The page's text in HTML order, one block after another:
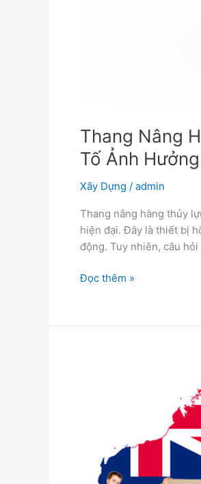
Thang Nâng
Tố Ảnh
Xây Dựng / admin
Thang nâng hàng thủy
hiện đại. Đây là thiết bị
động. Tuy nhiên, câu
Đọc thêm »
Tiết